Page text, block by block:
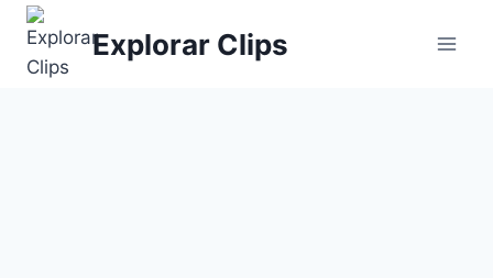
Saltar
contenido
Explorar Clips